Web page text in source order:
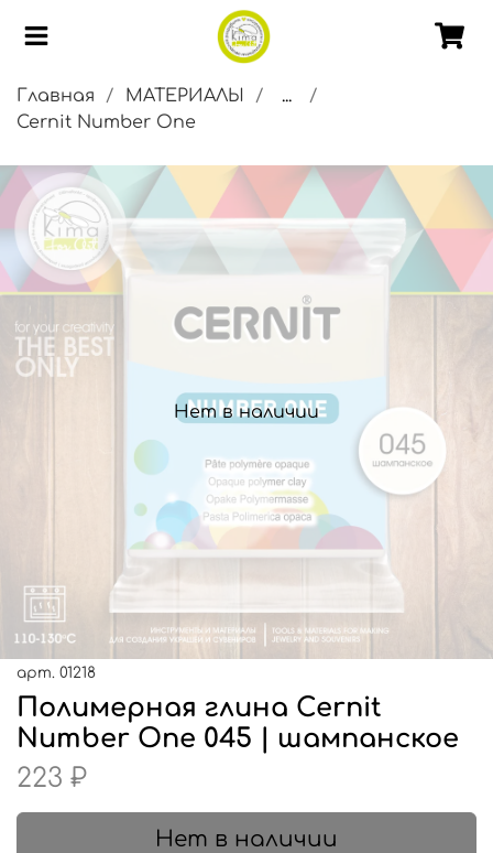
Главная МАТЕРИАЛЫ
...
Cernit Number One
Нет в наличии
арт. 01218
Полимерная глина Cernit
Number One 045 | шампанское
223 ₽
Нет в наличии